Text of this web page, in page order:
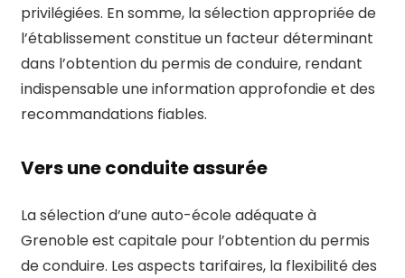
privilégiées. En somme, la sélection appropriée de
l’établissement constitue un facteur déterminant
dans l’obtention du permis de conduire, rendant
indispensable une information approfondie et des
recommandations fiables.
Vers une conduite assurée
La sélection d’une auto-école adéquate à
Grenoble est capitale pour l’obtention du permis
de conduire. Les aspects tarifaires, la flexibilité des